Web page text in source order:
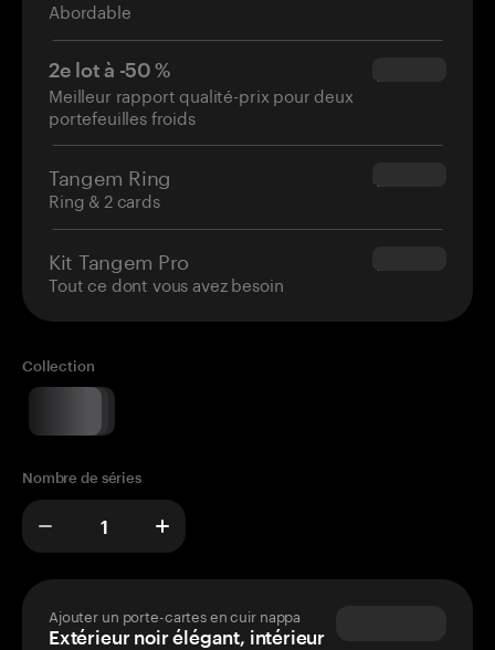
Abordable
2e lot à -50 %
Meilleur rapport qualité-prix pour deux
portefeuilles froids
$34.95
Tangem Ring
Ring & 2 cards
$160.00
Kit Tangem Pro
Tout ce dont vous avez besoin
$180.00
Collection
Nombre de séries
Ajouter un porte-cartes en cuir nappa
Extérieur noir élégant, intérieur